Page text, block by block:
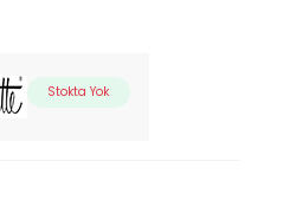
Stokta Yok